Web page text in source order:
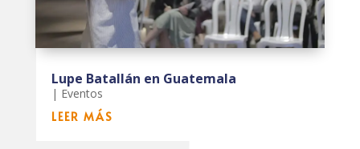
Lupe Batallán en Guatemala
| Eventos
LEER MÁS